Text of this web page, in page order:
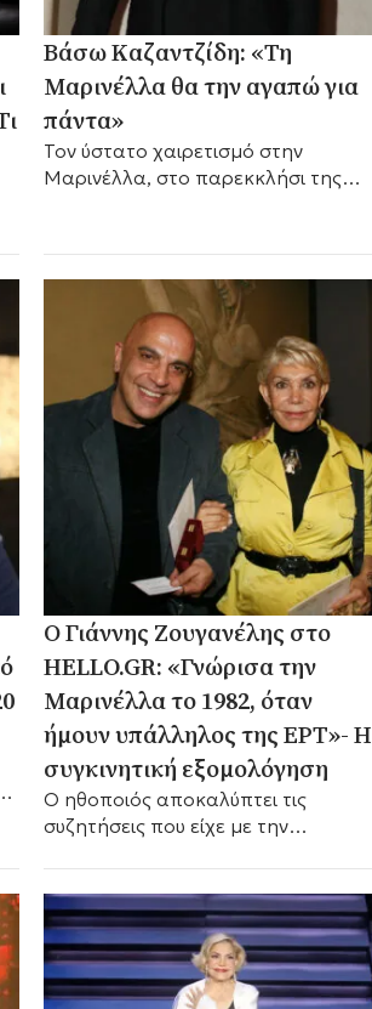
Βάσω Καζαντζίδη: «Τη
Μαρινέλλα θα την αγαπώ για
πάντα»
Τον ύστατο χαιρετισμό στην
Μαρινέλλα, στο παρεκκλήσι της
μεγάλου τραγουδιστή διατηρούσε
τις πιο...
Ο Γιάννης Ζουγανέλης στο
HELLO.GR: «Γνώρισα την
Μαρινέλλα το 1982, όταν
ήμουν υπάλληλος της ΕΡΤ»- Η
συγκινητική εξομολόγηση
Ο ηθοποιός αποκαλύπτει τις
συζητήσεις που είχε με την
Παλλάς, αλλά και αυτό που δεν θα
ξεχάσει ποτέ